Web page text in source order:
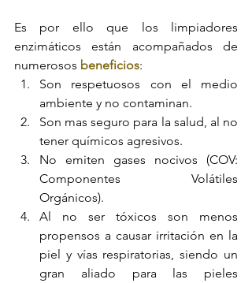
Es por ello que los limpiadores
enzimáticos están acompañados de
numerosos beneficios:
Son respetuosos con el medio
ambiente y no contaminan.
Son mas seguro para la salud, al no
tener químicos agresivos.
No emiten gases nocivos (COV:
Componentes Volátiles
Orgánicos).
Al no ser tóxicos son menos
propensos a causar irritación en la
piel y vías respiratorias, siendo un
gran aliado para las pieles